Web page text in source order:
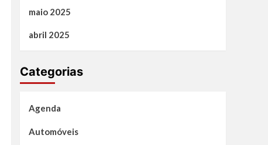
maio 2025
abril 2025
Categorias
Agenda
Automóveis